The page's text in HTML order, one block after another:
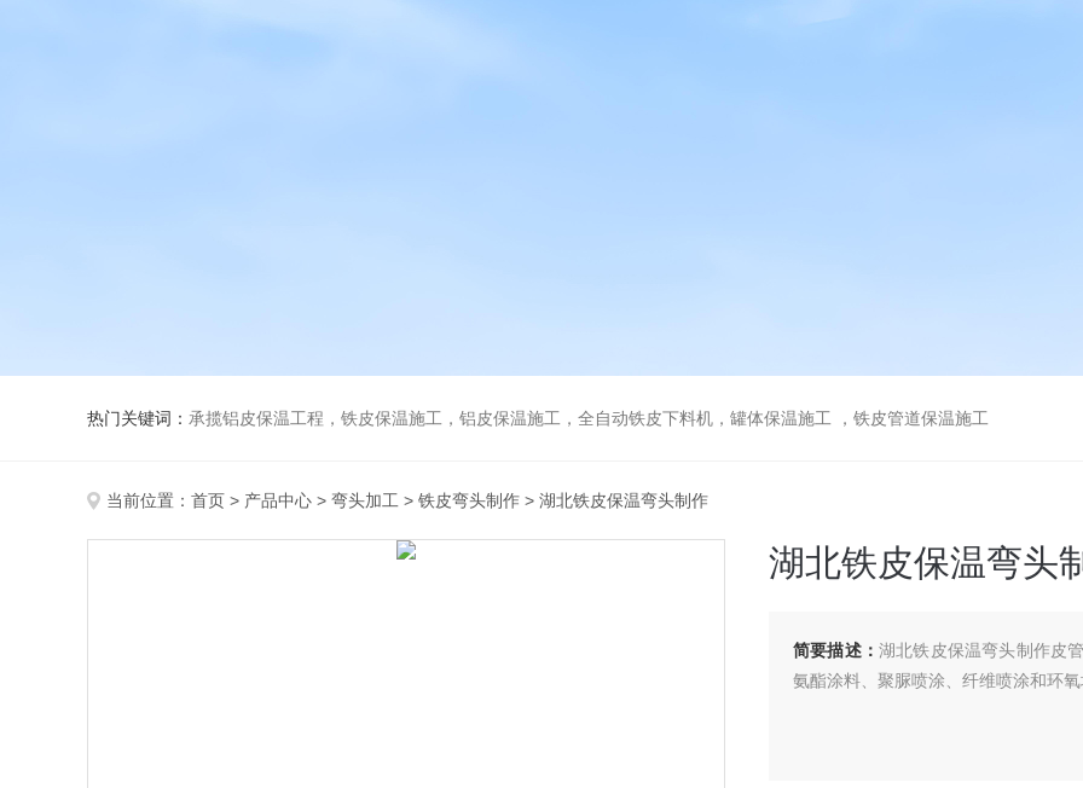
热门关键词： 承揽铝皮保温工程，铁皮保温施工，铝皮保温施工，全自动铁皮下料机，罐体保温施工 ，铁皮管道保温施工
当前位置： 首页 > 产品中心 > 弯头加工 > 铁皮弯头制作 > 湖北铁皮保温弯头制作
湖北铁皮保温弯头
简要描述： 湖北铁皮保温弯头制作皮
氨酯涂料、聚脲喷涂、纤维喷涂和环